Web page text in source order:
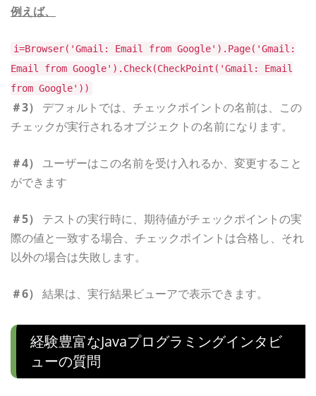
例えば、
i=Browser('Gmail: Email from Google').Page('Gmail:
Email from Google').Check(CheckPoint('Gmail: Email
from Google'))
＃3）
デフォルトでは、チェックポイントの名前は、この
チェックが実行されるオブジェクトの名前になります。
＃4） ユーザーはこの名前を受け入れるか、変更すること
ができます
＃5）
テストの実行時に、期待値がチェックポイントの実
際の値と一致する場合、チェックポイントは合格し、それ
以外の場合は失敗します。
＃6） 結果は、実行結果ビューアで表示できます。
経験豊富なJavaプログラミングインタビ
ューの質問